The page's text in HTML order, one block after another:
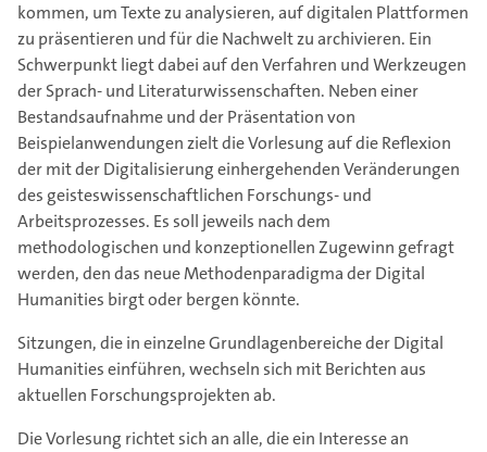
kommen, um Texte zu analysieren, auf digitalen Plattformen
zu präsentieren und für die Nachwelt zu archivieren. Ein
Schwerpunkt liegt dabei auf den Verfahren und Werkzeugen
der Sprach- und Literaturwissenschaften. Neben einer
Bestandsaufnahme und der Präsentation von
Beispielanwendungen zielt die Vorlesung auf die Reflexion
der mit der Digitalisierung einhergehenden Veränderungen
des geisteswissenschaftlichen Forschungs- und
Arbeitsprozesses. Es soll jeweils nach dem
methodologischen und konzeptionellen Zugewinn gefragt
werden, den das neue Methodenparadigma der Digital
Humanities birgt oder bergen könnte.
Sitzungen, die in einzelne Grundlagenbereiche der Digital
Humanities einführen, wechseln sich mit Berichten aus
aktuellen Forschungsprojekten ab.
Die Vorlesung richtet sich an alle, die ein Interesse an